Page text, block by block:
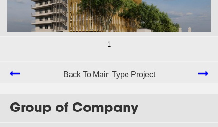
1
Back To Main Type Project
Group of Company